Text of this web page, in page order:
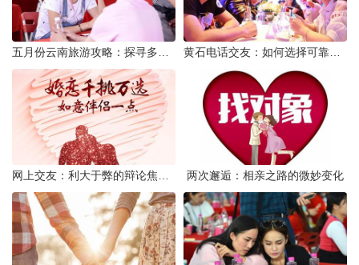
两次邂逅：相亲之路的微妙变化